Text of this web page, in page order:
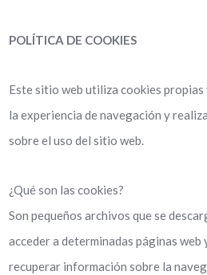
POLÍTICA DE COOKIES
Este sitio web utiliza cookies
la experiencia de navegación y
sobre el uso del sitio web.
¿Qué son las cookies?
Son pequeños archivos que se
acceder a determinadas páginas web
recuperar información sobre la